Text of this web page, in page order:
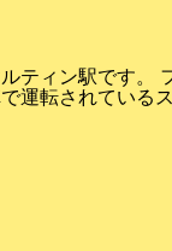
ティン駅です。
運転されている